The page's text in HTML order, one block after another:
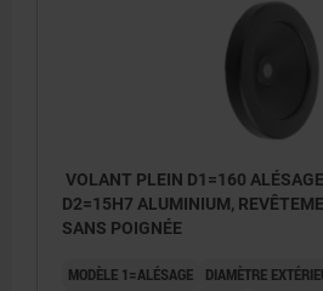
VOLANT PLEIN D1=160
D2=15H7 ALUMINIUM,
SANS POIGNÉE
MODÈLE 1=ALÉSAGE
DIAMÈTRE